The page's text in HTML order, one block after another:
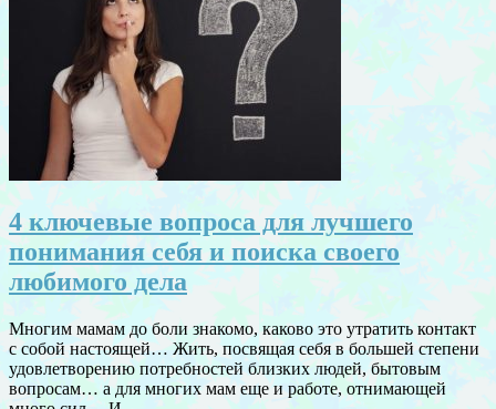
4 ключевые вопроса для лучшего
понимания себя и поиска своего
любимого дела
Многим мамам до боли знакомо, каково это утратить контакт
с собой настоящей… Жить, посвящая себя в большей степени
удовлетворению потребностей близких людей, бытовым
вопросам… а для многих мам еще и работе, отнимающей